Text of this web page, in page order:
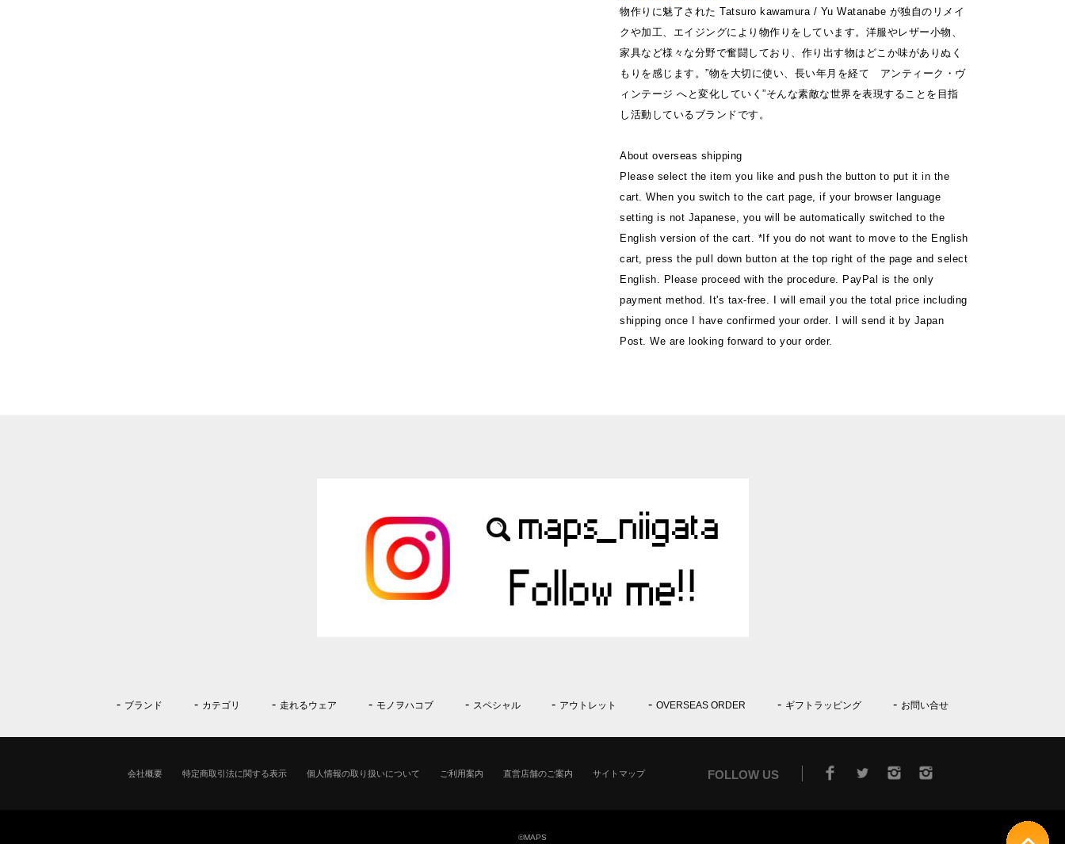
物作りに魅了された Tatsuro kawamura / Yu Watanabe が独自のリメイ
クや加工、エイジングにより物作りをしています。洋服やレザー小物、
家具など様々な分野で奮闘しており、作り出す物はどこか味がありぬく
もりを感じます。”物を大切に使い、長い年月を経て アンティーク・ヴ
ィンテージ へと変化していく”そんな素敵な世界を表現することを目指
し活動しているブランドです。
About overseas shipping
Please select the item you like and push the button to put it in the
cart. When you switch to the cart page, if your browser language
setting is not Japanese, you will be automatically switched to the
English version of the cart. *If you do not want to move to the English
cart, press the pull down button at the top right of the page and select
English. Please proceed with the procedure. PayPal is the only
payment method. It's tax-free. I will email you the total price including
shipping once I have confirmed your order. I will send it by Japan
Post. We are looking forward to your order.
ブランド カテゴリ 走れるウェア モノヲハコブ スペシャル アウトレット OVERSEAS ORDER ギフトラッピング お問い合せ
会社概要 特定商取引法に関する表示 個人情報の取り扱いについて ご利用案内 直営店舗のご案内 サイトマップ FOLLOW US
©MAPS